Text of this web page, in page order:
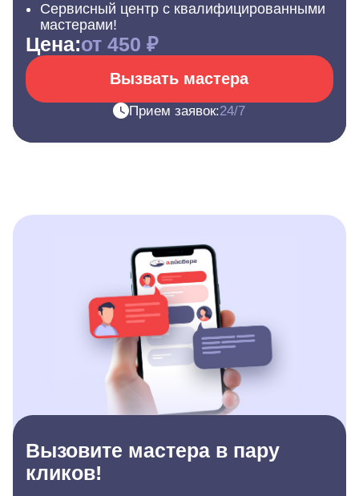
Сервисный центр с квалифицированными
мастерами!
Цена:от 450 ₽
Вызвать мастера
Прием заявок:24/7
Вызовите мастера в пару
кликов!